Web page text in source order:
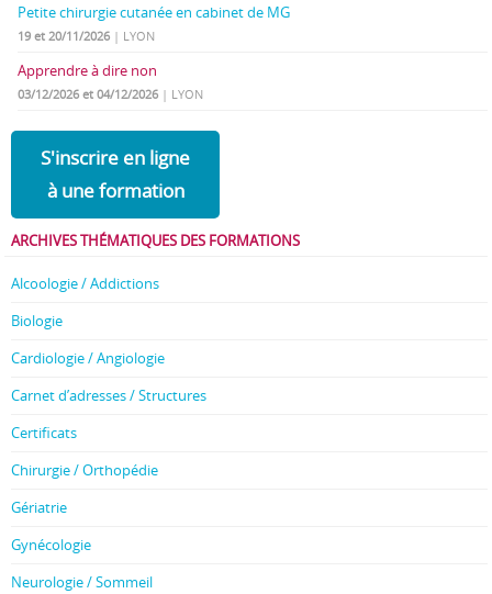
Petite chirurgie cutanée en cabinet de MG
19 et 20/11/2026 | LYON
Apprendre à dire non
03/12/2026 et 04/12/2026 | LYON
S'inscrire en ligne
à une formation
ARCHIVES THÉMATIQUES DES FORMATIONS
Alcoologie / Addictions
Biologie
Cardiologie / Angiologie
Carnet d’adresses / Structures
Certificats
Chirurgie / Orthopédie
Gériatrie
Gynécologie
Neurologie / Sommeil